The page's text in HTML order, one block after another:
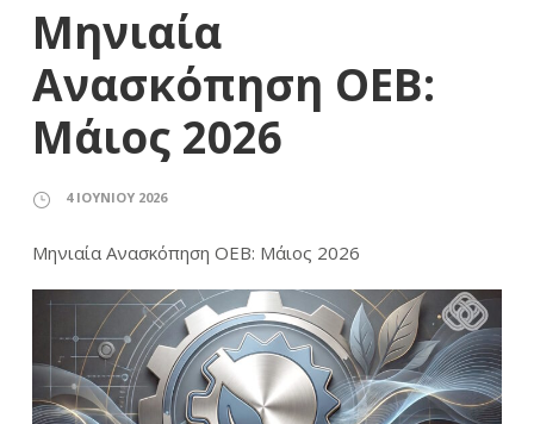
Μηνιαία
Ανασκόπηση ΟΕΒ:
Μάιος 2026
4 ΙΟΥΝΊΟΥ 2026
Μηνιαία Ανασκόπηση ΟΕΒ: Μάιος 2026